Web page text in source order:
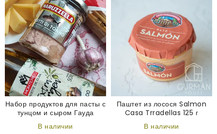
Набор продуктов для пасты с
тунцом и сыром Гауда
В наличии
Паштет из лосося Salmon
Casa Trradellas 125 г
В наличии